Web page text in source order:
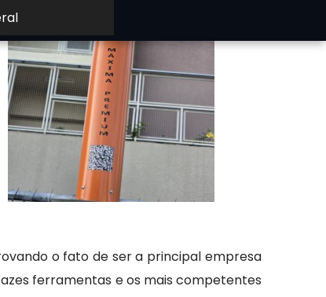
o fato de ser a principal empresa
ferramentas e os mais competentes